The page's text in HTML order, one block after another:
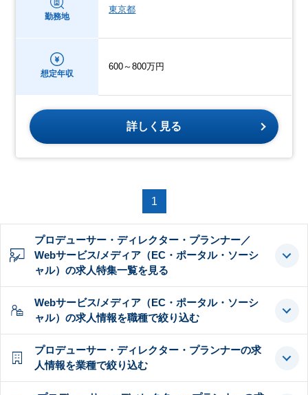
勤務地
東京都
想定年収
600～800万円
詳しく見る
1
プロデューサー・ディレクター・プランナー／
Webサービス/メディア（EC・ポータル・ソーシ
ャル）の求人特集一覧を見る
Webサービス/メディア（EC・ポータル・ソーシ
ャル）の求人情報を職種で絞り込む
プロデューサー・ディレクター・プランナーの求
人情報を業種で絞り込む